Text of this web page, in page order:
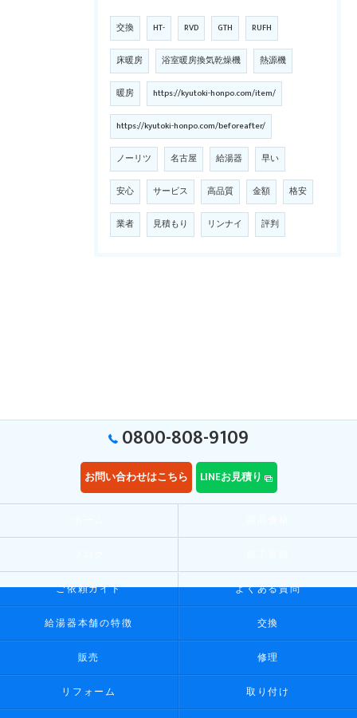
交換 HT- RVD GTH RUFH
床暖房 浴室暖房換気乾燥機 熱源機
暖房 https://kyutoki-honpo.com/item/
https://kyutoki-honpo.com/beforeafter/
ノーリツ 名古屋 給湯器 早い
安心 サービス 高品質 金額 格安
業者 見積もり リンナイ 評判
0800-808-9109
お問い合わせはこちら LINEお見積り
ご依頼ガイド よくある質問
給湯器本舗の特徴 交換
販売 修理
リフォーム 取り付け